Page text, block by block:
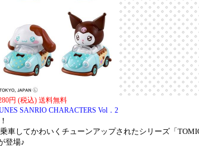
円 (税込) 送料無料
SANRIO CHARACTERS Vol．2
車してかわいくチューンアップされたシリーズ「
登場♪